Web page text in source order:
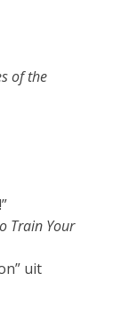
of the
Train Your
uit